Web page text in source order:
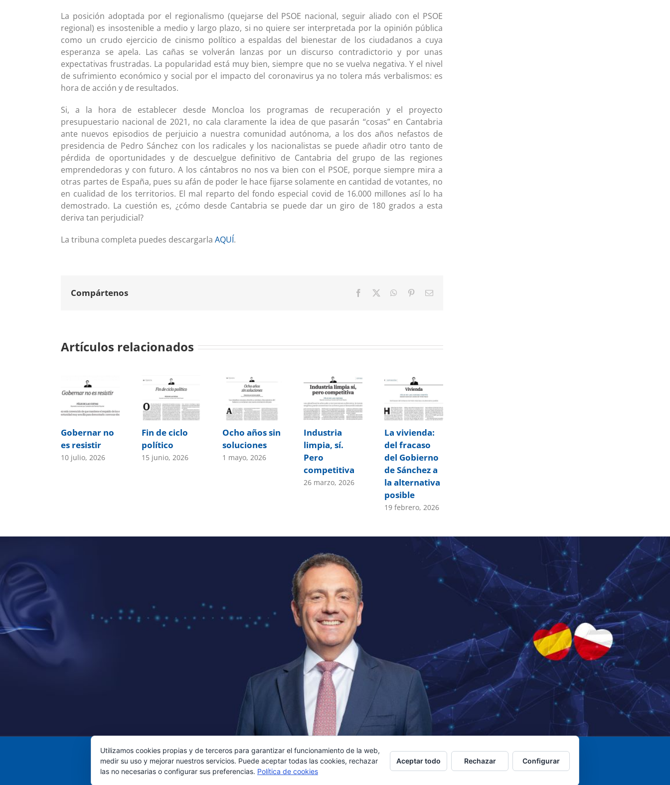
La posición adoptada por el regionalismo (quejarse del PSOE nacional, seguir aliado con el PSOE
regional) es insostenible a medio y largo plazo, si no quiere ser interpretada por la opinión pública
como un crudo ejercicio de cinismo político a espaldas del bienestar de los ciudadanos a cuya
esperanza se apela. Las cañas se volverán lanzas por un discurso contradictorio y por unas
expectativas frustradas. La popularidad está muy bien, siempre que no se vuelva negativa. Y el nivel
de sufrimiento económico y social por el impacto del coronavirus ya no tolera más verbalismos: es
hora de acción y de resultados.
Si, a la hora de establecer desde Moncloa los programas de recuperación y el proyecto
presupuestario nacional de 2021, no cala claramente la idea de que pasarán “cosas” en Cantabria
ante nuevos episodios de perjuicio a nuestra comunidad autónoma, a los dos años nefastos de
presidencia de Pedro Sánchez con los radicales y los nacionalistas se puede añadir otro tanto de
pérdida de oportunidades y de descuelgue definitivo de Cantabria del grupo de las regiones
emprendedoras y con futuro. A los cántabros no nos va bien con el PSOE, porque siempre mira a
otras partes de España, pues su afán de poder le hace fijarse solamente en cantidad de votantes, no
en cualidad de los territorios. El mal reparto del fondo especial covid de 16.000 millones así lo ha
demostrado. La cuestión es, ¿cómo desde Cantabria se puede dar un giro de 180 grados a esta
deriva tan perjudicial?
La tribuna completa puedes descargarla AQUÍ.
Compártenos Facebook WhatsApp
PinterestCorreo
Artículos relacionados
Gobernar no
es resistir
10 julio, 2026
Fin de ciclo
político
15 junio, 2026
Ocho años sin
soluciones
1 mayo, 2026
Industria
limpia, sí.
Pero
competitiva
26 marzo, 2026
La vivienda:
del fracaso
del Gobierno
de Sánchez a
la alternativa
posible
19 febrero, 2026
Utilizamos cookies propias y de terceros para garantizar el funcionamiento de la web,
medir su uso y mejorar nuestros servicios. Puede aceptar todas las cookies, rechazar
las no necesarias o configurar sus preferencias. Política de cookies
Aceptar todo Rechazar Configurar